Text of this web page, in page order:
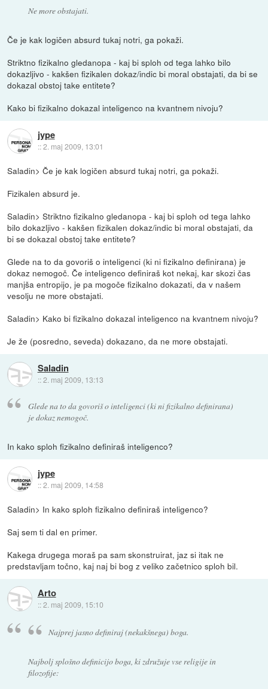
Ne more obstajati.
Če je kak logičen absurd tukaj notri, ga pokaži.
Striktno fizikalno gledanopa - kaj bi sploh od tega lahko bilo
dokazljivo - kakšen fizikalen dokaz/indic bi moral obstajati, da bi se
dokazal obstoj take entitete?
Kako bi fizikalno dokazal inteligenco na kvantnem nivoju?
jype
::2. maj 2009, 13:01
Saladin> Če je kak logičen absurd tukaj notri, ga pokaži.
Fizikalen absurd je.
Saladin> Striktno fizikalno gledanopa - kaj bi sploh od tega lahko
bilo dokazljivo - kakšen fizikalen dokaz/indic bi moral obstajati, da
bi se dokazal obstoj take entitete?
Glede na to da govoriš o inteligenci (ki ni fizikalno definirana) je
dokaz nemogoč. Če inteligenco definiraš kot nekaj, kar skozi čas
manjša entropijo, je pa mogoče fizikalno dokazati, da v našem
vesolju ne more obstajati.
Saladin> Kako bi fizikalno dokazal inteligenco na kvantnem nivoju?
Je že (posredno, seveda) dokazano, da ne more obstajati.
Saladin
::2. maj 2009, 13:13
Glede na to da govoriš o inteligenci (ki ni fizikalno definirana)
je dokaz nemogoč.
In kako sploh fizikalno definiraš inteligenco?
jype
::2. maj 2009, 14:58
Saladin> In kako sploh fizikalno definiraš inteligenco?
Saj sem ti dal en primer.
Kakega drugega moraš pa sam skonstruirat, jaz si itak ne
predstavljam točno, kaj naj bi bog z veliko začetnico sploh bil.
Arto
::2. maj 2009, 15:10
Najprej jasno definiraj (nekakšnega) boga.
Najbolj splošno definicijo boga, ki združuje vse religije in
filozofije: